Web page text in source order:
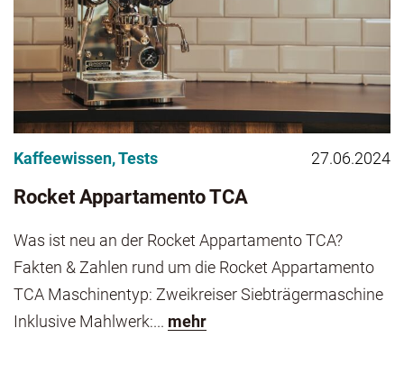
Kaffeewissen,Tests 27.06.2024
Rocket Appartamento TCA
Was ist neu an der Rocket Appartamento TCA?
Fakten & Zahlen rund um die Rocket Appartamento
TCA Maschinentyp: Zweikreiser Siebträgermaschine
Inklusive Mahlwerk:... mehr